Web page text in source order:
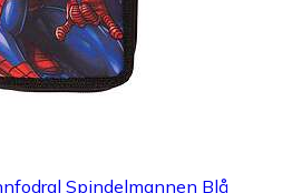
Spindelmannen Blå